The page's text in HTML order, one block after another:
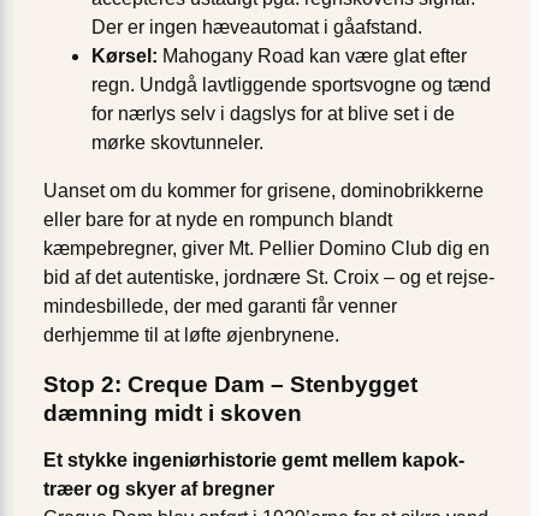
Der er ingen hæve­automat i gåafstand.
Kørsel: Mahogany Road kan være glat efter
regn. Undgå lavtliggende sports­vogne og tænd
for nærlys selv i dagslys for at blive set i de
mørke skov­tunneler.
Uanset om du kommer for grisene, domino­brikkerne
eller bare for at nyde en rom­punch blandt
kæmpebregner, giver Mt. Pellier Domino Club dig en
bid af det autentiske, jordnære St. Croix – og et rejse­
mindesbillede, der med garanti får venner
derhjemme til at løfte øjenbrynene.
Stop 2: Creque Dam – Stenbygget
dæmning midt i skoven
Et stykke ingeniørhistorie gemt mellem kapok-
træer og skyer af bregner